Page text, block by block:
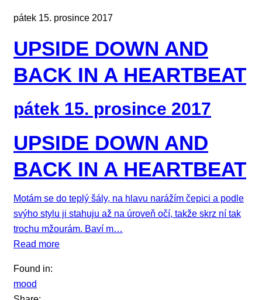
pátek 15. prosince 2017
UPSIDE DOWN AND
BACK IN A HEARTBEAT
pátek 15. prosince 2017
UPSIDE DOWN AND
BACK IN A HEARTBEAT
Motám se do teplý šály, na hlavu narážím čepici a podle
svýho stylu ji stahuju až na úroveň očí, takže skrz ní tak
trochu mžourám. Baví m…
Read more
Found in:
mood